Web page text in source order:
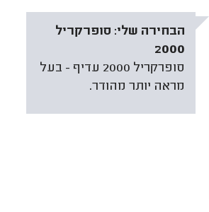
הבחירה שלי: סופרקריל
2000
סופרקריל 2000 עדיף - בעל
מראה יותר מהודר.